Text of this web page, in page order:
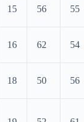
15 56 55
16 62 54
18 50 56